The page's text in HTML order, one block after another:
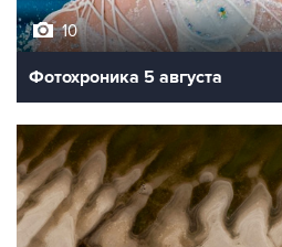
10
Фотохроника 5 августа